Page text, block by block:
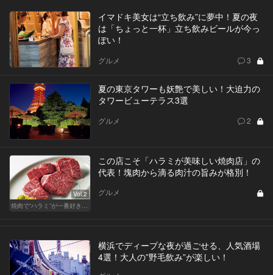
イマドキ美女は“立ち飲み”に夢中！夏の夜
は「ちょっと一杯」立ち飲みビールが今っ
ぽい！
グルメ 3
夏の東京タワーも妖艶で美しい！大迫力の
タワービューテラス3選
グルメ 2
Vol.2
焼肉で“ハラミ”が一番好きならこの東京の名店へ
この店こそ「ハラミが美味しい焼肉店」の
代表！塊肉から滴る肉汁の旨みが格別！
グルメ
横浜でディープな夜が過ごせる、人気酒場
4選！大人の”野毛飲み”が楽しい！